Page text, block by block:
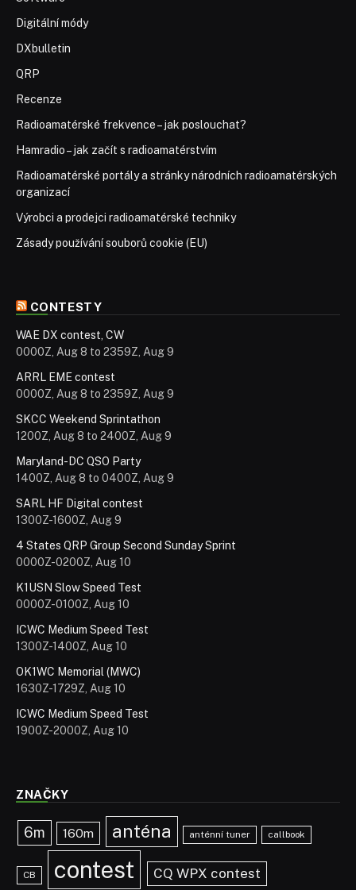
Digitální módy
DXbulletin
QRP
Recenze
Radioamatérské frekvence – jak poslouchat?
Hamradio – jak začít s radioamatérstvím
Radioamatérské portály a stránky národních radioamatérských
organizací
Výrobci a prodejci radioamatérské techniky
Zásady používání souborů cookie (EU)
CONTESTY
WAE DX contest, CW
0000Z, Aug 8 to 2359Z, Aug 9
ARRL EME contest
0000Z, Aug 8 to 2359Z, Aug 9
SKCC Weekend Sprintathon
1200Z, Aug 8 to 2400Z, Aug 9
Maryland-DC QSO Party
1400Z, Aug 8 to 0400Z, Aug 9
SARL HF Digital contest
1300Z-1600Z, Aug 9
4 States QRP Group Second Sunday Sprint
0000Z-0200Z, Aug 10
K1USN Slow Speed Test
0000Z-0100Z, Aug 10
ICWC Medium Speed ​​Test
1300Z-1400Z, Aug 10
OK1WC Memorial (MWC)
1630Z-1729Z, Aug 10
ICWC Medium Speed ​​Test
1900Z-2000Z, Aug 10
ZNAČKY
6m 160m anténa anténní tuner callbook
CB contest CQ WPX contest